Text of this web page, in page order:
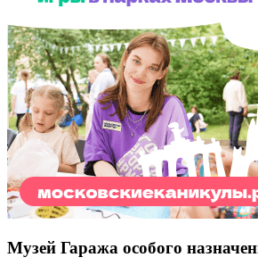
Музей Гаража особого